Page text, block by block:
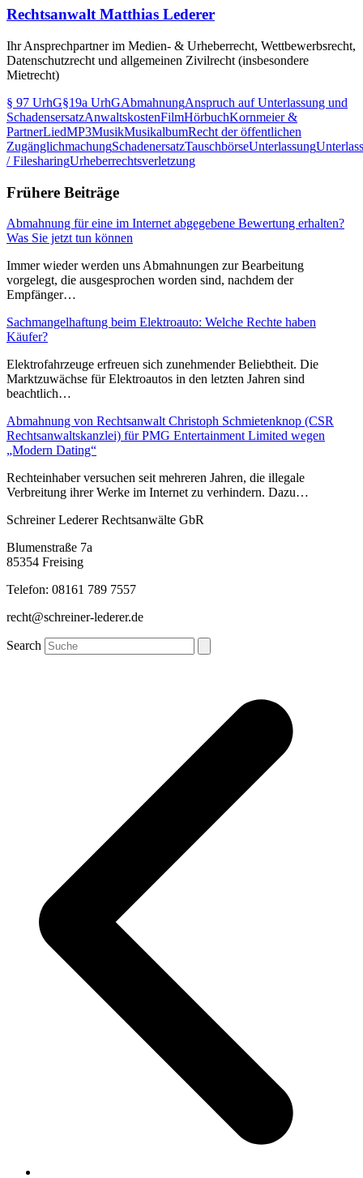
Rechtsanwalt Matthias Lederer
Ihr Ansprechpartner im Medien- & Urheberrecht, Wettbewerbsrecht,
Datenschutzrecht und allgemeinen Zivilrecht (insbesondere
Mietrecht)
§ 97 UrhG§19a UrhGAbmahnungAnspruch auf Unterlassung und
SchadensersatzAnwaltskostenFilmHörbuchKornmeier &
PartnerLiedMP3MusikMusikalbumRecht der öffentlichen
ZugänglichmachungSchadenersatzTauschbörseUnterlassung
/ FilesharingUrheberrechtsverletzung
Frühere Beiträge
Abmahnung für eine im Internet abgegebene Bewertung erhalten?
Was Sie jetzt tun können
Immer wieder werden uns Abmahnungen zur Bearbeitung
vorgelegt, die ausgesprochen worden sind, nachdem der
Empfänger…
Sachmangelhaftung beim Elektroauto: Welche Rechte haben
Käufer?
Elektrofahrzeuge erfreuen sich zunehmender Beliebtheit. Die
Marktzuwächse für Elektroautos in den letzten Jahren sind
beachtlich…
Abmahnung von Rechtsanwalt Christoph Schmietenknop (CSR
Rechtsanwaltskanzlei) für PMG Entertainment Limited wegen
„Modern Dating“
Rechteinhaber versuchen seit mehreren Jahren, die illegale
Verbreitung ihrer Werke im Internet zu verhindern. Dazu…
Schreiner Lederer Rechtsanwälte GbR
Blumenstraße 7a
85354 Freising
Telefon: 08161 789 7557
recht@schreiner-lederer.de
Search